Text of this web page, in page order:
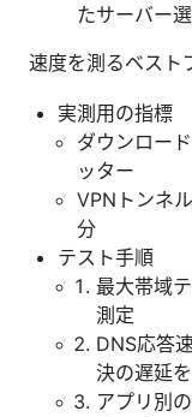
たサーバー
速度を測るベスト
実測用の指標
ダウンロー
ッター
VPNトンネ
分
テスト手順
最大帯域
測定
DNS応答
決の遅延
アプリ別